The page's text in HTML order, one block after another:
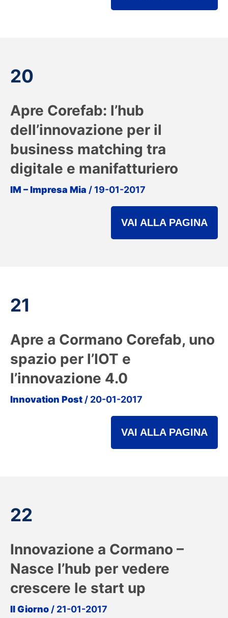
20
Apre Corefab: l’hub
dell’innovazione per il
business matching tra
digitale e manifatturiero
IM – Impresa Mia / 19-01-2017
VAI ALLA PAGINA
21
Apre a Cormano Corefab, uno
spazio per l’IOT e
l’innovazione 4.0
Innovation Post / 20-01-2017
VAI ALLA PAGINA
22
Innovazione a Cormano –
Nasce l’hub per vedere
crescere le start up
Il Giorno / 21-01-2017